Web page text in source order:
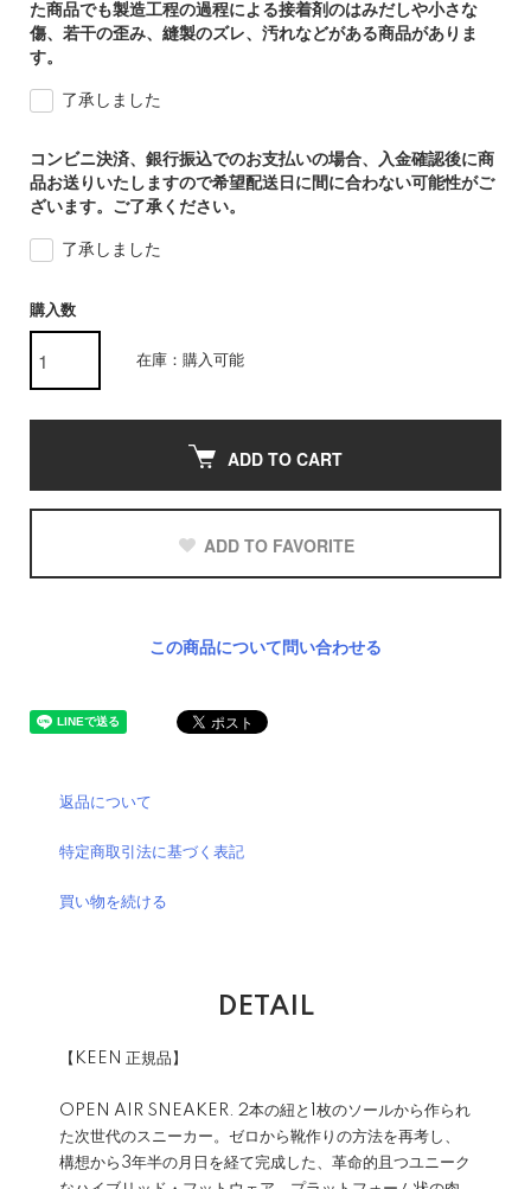
た商品でも製造工程の過程による接着剤のはみだしや小さな
傷、若干の歪み、縫製のズレ、汚れなどがある商品がありま
す。
了承しました
コンビニ決済、銀行振込でのお支払いの場合、入金確認後に商
品お送りいたしますので希望配送日に間に合わない可能性がご
ざいます。ご了承ください。
了承しました
購入数
在庫：購入可能
ADD TO CART
ADD TO FAVORITE
この商品について問い合わせる
返品について
特定商取引法に基づく表記
買い物を続ける
DETAIL
【KEEN 正規品】
OPEN AIR SNEAKER. 2本の紐と1枚のソールから作られ
た次世代のスニーカー。ゼロから靴作りの方法を再考し、
構想から3年半の月日を経て完成した、革命的且つユニーク